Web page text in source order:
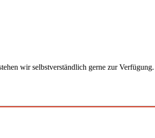
wir selbstverständlich gerne zur Verfügung.